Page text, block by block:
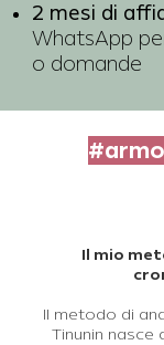
2 mesi di
WhatsApp
o domande
Il mio
Il metodo di
Tinunin nasce